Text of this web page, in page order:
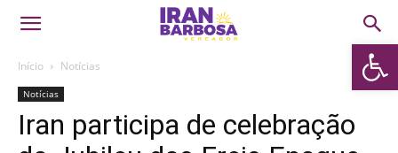
Abrir
Início Notícias
Notícias
Iran participa de celebração